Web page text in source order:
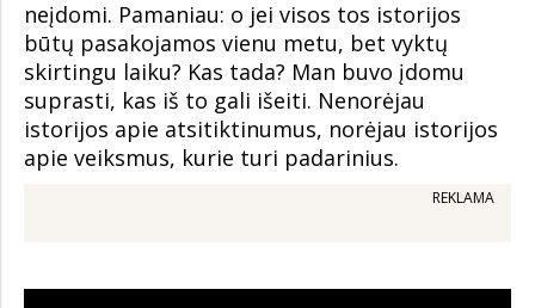
neįdomi. Pamaniau: o jei visos tos istorijos
būtų pasakojamos vienu metu, bet vyktų
skirtingu laiku? Kas tada? Man buvo įdomu
suprasti, kas iš to gali išeiti. Nenorėjau
istorijos apie atsitiktinumus, norėjau istorijos
apie veiksmus, kurie turi padarinius.
REKLAMA